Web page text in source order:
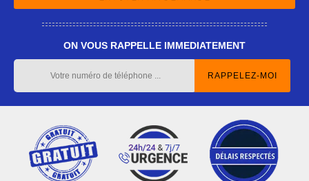
ON VOUS RAPPELLE IMMEDIATEMENT